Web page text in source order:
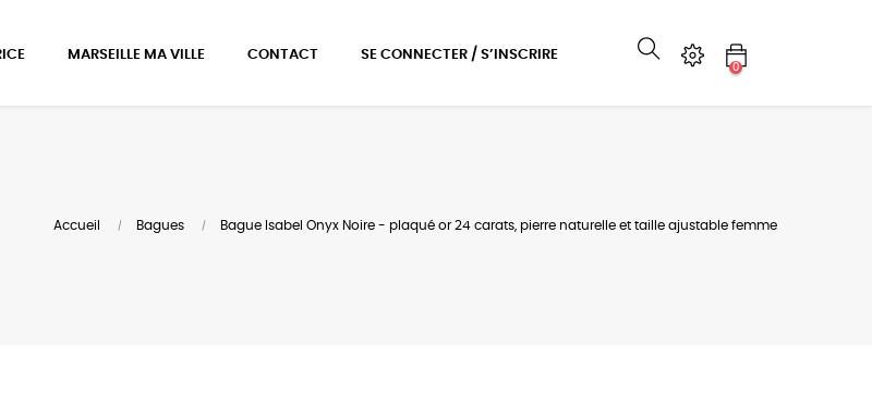
MARSEILLE MA VILLE CONTACT SE CONNECTER / S’INSCRIRE
0
Accueil Bagues Bague Isabel Onyx Noire - plaqué or 24 carats, pierre naturelle et taille ajustable femme